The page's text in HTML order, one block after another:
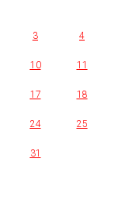
3 4
10 11
17 18
24 25
31